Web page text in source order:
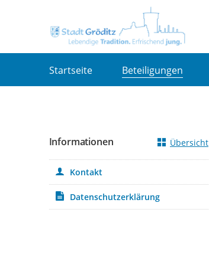
Startseite Beteiligungen
Informationen Übersicht
Kontakt
Datenschutzerklärung